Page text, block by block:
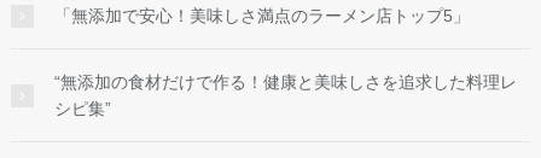
「無添加で安心！美味しさ満点のラーメン店トップ5」
“無添加の食材だけで作る！健康と美味しさを追求した料理レ
シピ集”